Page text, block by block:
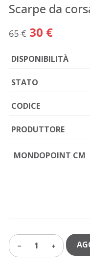
Scarpe da
65 € 30 €
DISPONIBILITÀ
STATO
CODICE
PRODUTTORE
MONDOPOINT CM
1